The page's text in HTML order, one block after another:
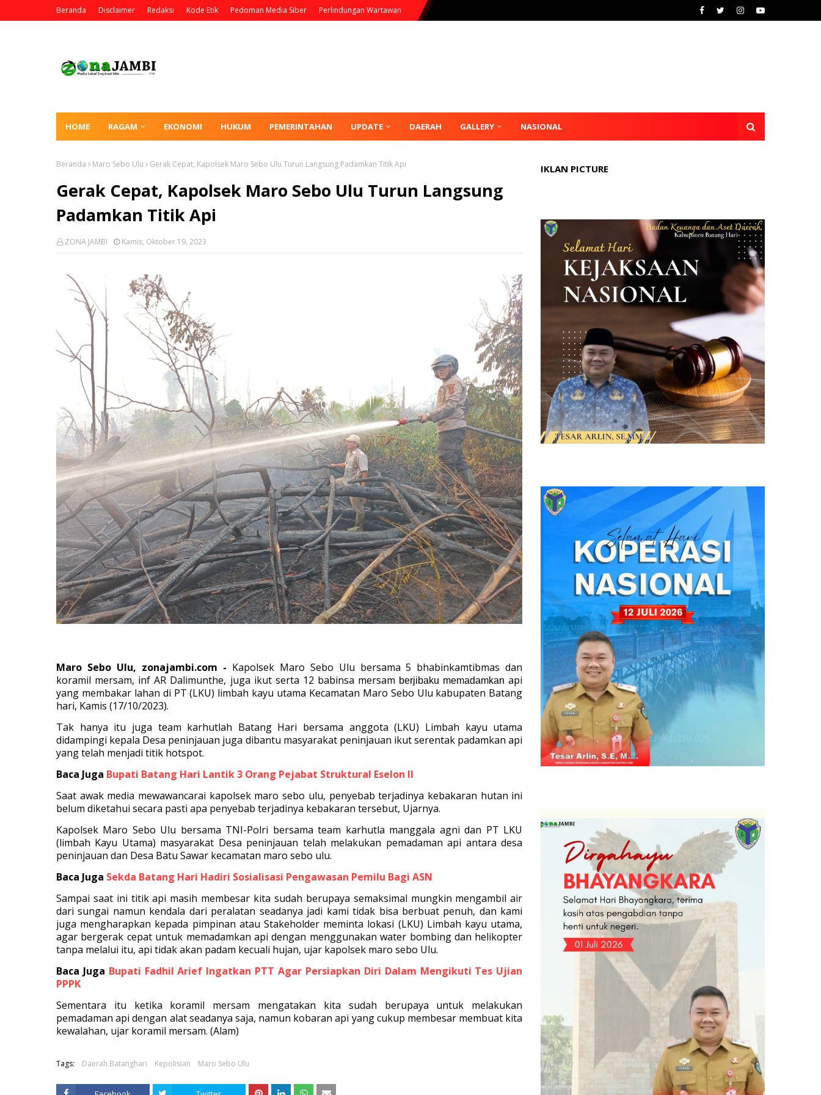
Beranda Disclaimer Redaksi Kode Etik Pedoman Media Siber Perlindungan Wartawan
HOME RAGAM EKONOMI HUKUM PEMERINTAHAN UPDATE DAERAH GALLERY NASIONAL
Beranda Maro Sebo Ulu Gerak Cepat, Kapolsek Maro Sebo Ulu Turun Langsung Padamkan Titik Api
Gerak Cepat, Kapolsek Maro Sebo Ulu Turun Langsung
Padamkan Titik Api
ZONA JAMBI Kamis, Oktober 19, 2023
Maro Sebo Ulu, zonajambi.com - Kapolsek Maro Sebo Ulu bersama 5 bhabinkamtibmas dan
koramil mersam, inf AR Dalimunthe, juga ikut serta 12 babinsa mersam berjibaku memadamkanapi
yang membakar lahan di PT (LKU) limbah kayu utama Kecamatan Maro Sebo Ulu kabupaten Batang
hari, Kamis (17/10/2023).
Tak hanya itu juga team karhutlah Batang Hari bersama anggota (LKU) Limbah kayu utama
didampingi kepala Desa peninjauan juga dibantu masyarakat peninjauan ikut serentak padamkan api
yang telah menjadi titik hotspot.
Baca Juga Bupati Batang Hari Lantik 3 Orang Pejabat Struktural Eselon II
Saat awak media mewawancarai kapolsek maro sebo ulu, penyebab terjadinya kebakaran hutan ini
belum diketahui secara pasti apa penyebab terjadinya kebakaran tersebut, Ujarnya.
Kapolsek Maro Sebo Ulu bersama TNI-Polri bersama team karhutla manggala agni dan PT LKU
(limbah Kayu Utama) masyarakat Desa peninjauan telah melakukan pemadaman api antara desa
peninjauan dan Desa Batu Sawar kecamatan maro sebo ulu.
Baca Juga Sekda Batang Hari Hadiri Sosialisasi Pengawasan Pemilu Bagi ASN
Sampai saat ini titik api masih membesar kita sudah berupaya semaksimal mungkin mengambil air
dari sungai namun kendala dari peralatan seadanya jadi kami tidak bisa berbuat penuh, dan kami
juga mengharapkan kepada pimpinan atau Stakeholder meminta lokasi (LKU) Limbah kayu utama,
agar bergerak cepat untuk memadamkan api dengan menggunakan water bombing dan helikopter
tanpa melalui itu, api tidak akan padam kecuali hujan, ujar kapolsek maro sebo Ulu.
Baca Juga Bupati Fadhil Arief Ingatkan PTT Agar Persiapkan Diri Dalam Mengikuti Tes Ujian
PPPK
Sementara itu ketika koramil mersam mengatakan kita sudah berupaya untuk melakukan
pemadaman api dengan alat seadanya saja, namun kobaran api yang cukup membesar membuat kita
kewalahan, ujar koramil mersam. (Alam)
Tags: Daerah Batanghari Kepolisian Maro Sebo Ulu
IKLAN PICTURE